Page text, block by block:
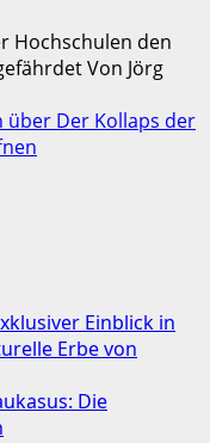
Hochschulen den
Von Jörg
Der Kollaps der
Einblick in
Erbe von
Die